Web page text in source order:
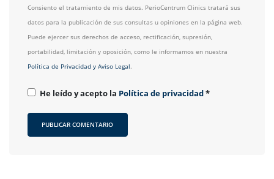
Consiento el tratamiento de mis datos. PerioCentrum Clinics tratará sus
datos para la publicación de sus consultas u opiniones en la página web.
Puede ejercer sus derechos de acceso, rectificación, supresión,
portabilidad, limitación y oposición, como le informamos en nuestra
Política de Privacidad y Aviso Legal.
He leído y acepto la Política de privacidad*